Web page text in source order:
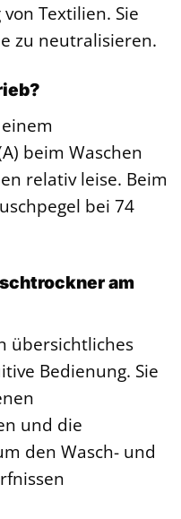
Textilien. Sie
zu neutralisieren.
beim Waschen
relativ leise. Beim
bei 74
am
übersichtliches
Bedienung. Sie
und die
den Wasch- und